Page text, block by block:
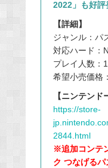
2022」も好評
【詳細】
ジャンル：パ
対応ハード：
プレイ人数：
希望小売価格
【ニンテンド
https://store-
2844.html
※追加コンテ
ク つなげる